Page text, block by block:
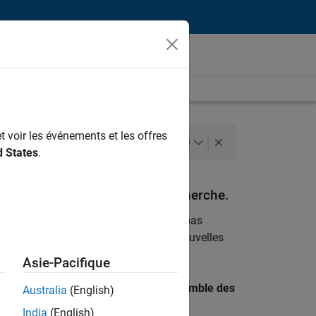
3
à vos critères de recherche.
. Si malgré tout vous ne trouvez pas
pour vous tenir au courant des nouvelles
par lieu pour trouver l’ensemble des
voir les événements et les offres
States.
Asie-Pacifique
Australia (English)
India (English)